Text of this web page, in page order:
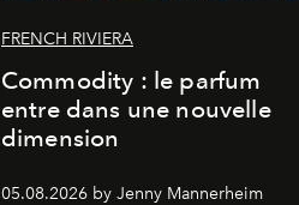
FRENCH RIVIERA
Commodity : le parfum
entre dans une nouvelle
dimension
05.08.2026 by Jenny Mannerheim